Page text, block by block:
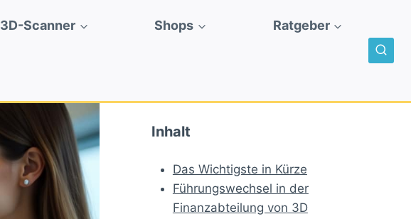
3D-Scanner Shops Ratgeber
Inhalt
Das Wichtigste in Kürze
Führungswechsel in der
Finanzabteilung von 3D